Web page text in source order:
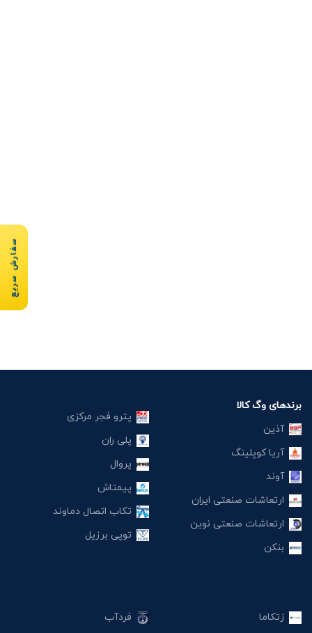
برندهای وگ کالا
آذین
آریا کوپلینگ
آوند
ارتعاشات صنعتی ایران
ارتعاشات صنعتی نوین
بنکن
پترو فجر مرکزی
پلی ران
پروال
پیمتاش
تکاب اتصال دماوند
توپی برزیل
زتکاما
فردآب
سفارش سریع